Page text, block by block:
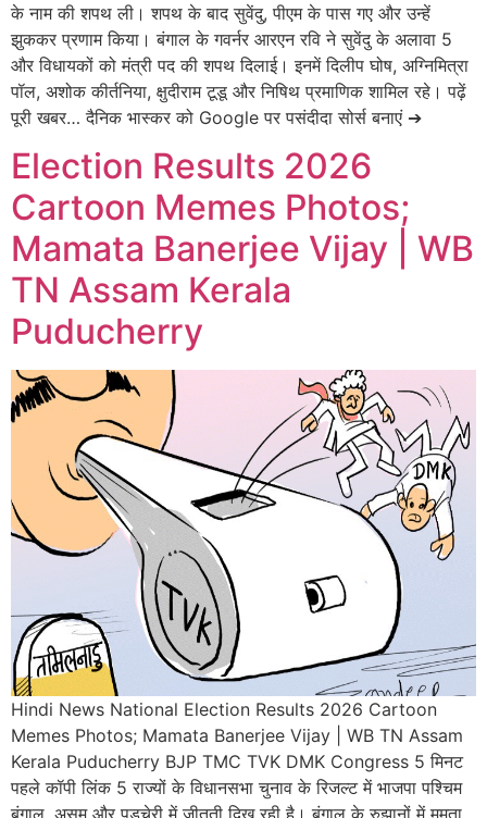
के नाम की शपथ ली। शपथ के बाद सुवेंदु, पीएम के पास गए और उन्हें
झुककर प्रणाम किया। बंगाल के गवर्नर आरएन रवि ने सुवेंदु के अलावा 5
और विधायकों को मंत्री पद की शपथ दिलाई। इनमें दिलीप घोष, अग्निमित्रा
पॉल, अशोक कीर्तनिया, क्षुदीराम टूडू और निषिथ प्रमाणिक शामिल रहे। पढ़ें
पूरी खबर… दैनिक भास्कर को Google पर पसंदीदा सोर्स बनाएं ➔
Election Results 2026
Cartoon Memes Photos;
Mamata Banerjee Vijay | WB
TN Assam Kerala
Puducherry
Hindi News National Election Results 2026 Cartoon
Memes Photos; Mamata Banerjee Vijay | WB TN Assam
Kerala Puducherry BJP TMC TVK DMK Congress 5 मिनट
पहले कॉपी लिंक 5 राज्यों के विधानसभा चुनाव के रिजल्ट में भाजपा पश्चिम